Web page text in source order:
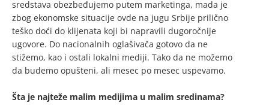
sredstava obezbeđujemo putem marketinga, mada je
zbog ekonomske situacije ovde na jugu Srbije prilično
teško doći do klijenata koji bi napravili dugoročnije
ugovore. Do nacionalnih oglašivača gotovo da ne
stižemo, kao i ostali lokalni mediji. Tako da ne možemo
da budemo opušteni, ali mesec po mesec uspevamo.
Šta je najteže malim medijima u malim sredinama?